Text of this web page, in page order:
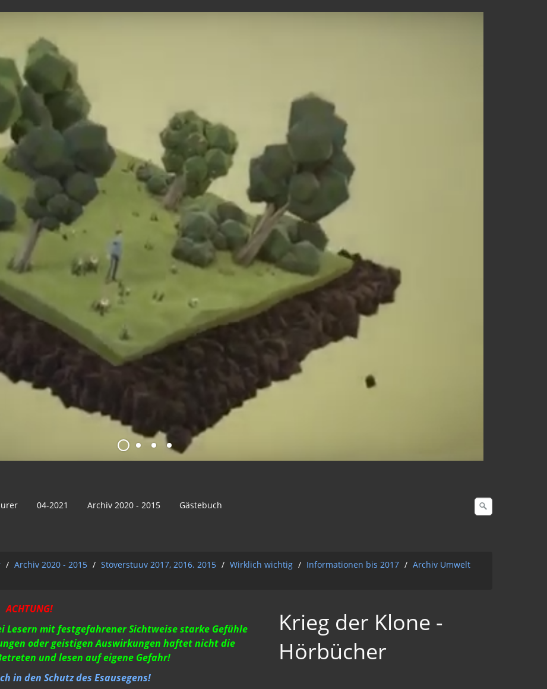
04-2021 Archiv 2020 - 2015 Gästebuch
/ Archiv 2020 - 2015 / Stöverstuuv 2017, 2016. 2015 / Wirklich wichtig / Informationen bis 2017 / Archiv Umwelt
ACHTUNG!
Lesern mit festgefahrener Sichtweise starke Gefühle
oder geistigen Auswirkungen haftet nicht die
und lesen auf eigene Gefahr!
in den Schutz des Esausegens!
Krieg der Klone -
Hörbücher